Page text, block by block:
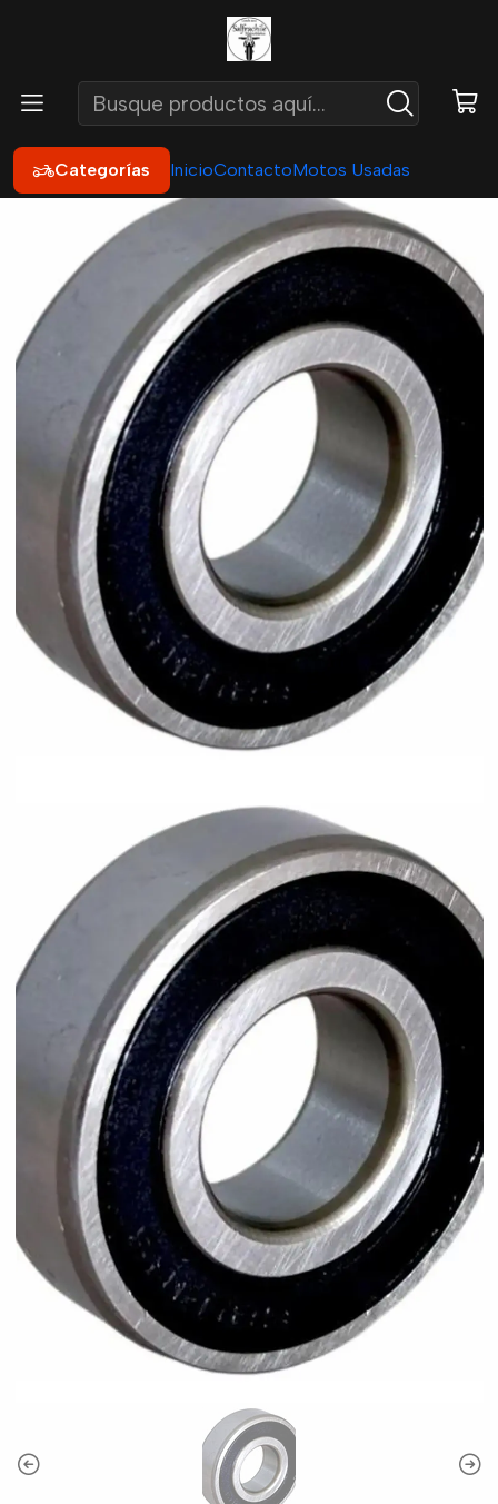
Categorías InicioContactoMotos Usadas
Chasis
Rodamiento 6203rs